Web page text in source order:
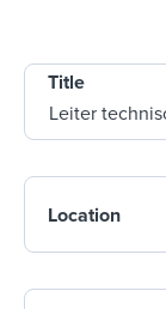
Title
Location